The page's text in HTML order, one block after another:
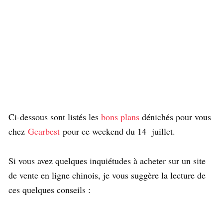
Ci-dessous sont listés les bons plans dénichés pour vous
chez Gearbest pour ce weekend du 14 juillet.
Si vous avez quelques inquiétudes à acheter sur un site
de vente en ligne chinois, je vous suggère la lecture de
ces quelques conseils :